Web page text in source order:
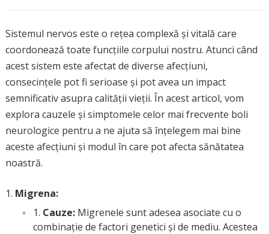
Sistemul nervos este o rețea complexă și vitală care
coordonează toate funcțiile corpului nostru. Atunci când
acest sistem este afectat de diverse afecțiuni,
consecințele pot fi serioase și pot avea un impact
semnificativ asupra calității vieții. În acest articol, vom
explora cauzele și simptomele celor mai frecvente boli
neurologice pentru a ne ajuta să înțelegem mai bine
aceste afecțiuni și modul în care pot afecta sănătatea
noastră.
Migrena:
Cauze:Migrenele sunt adesea asociate cu o
combinație de factori genetici și de mediu. Acestea